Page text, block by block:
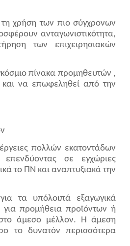
χρήση των πιο σύγχρονων
ανταγωνιστικότητα,
των επιχειρησιακών
πίνακα προμηθευτών ,
να επωφεληθεί από την
πολλών εκατοντάδων
σε εγχώριες
το ΠΝ και αναπτυξιακά την
τα υπόλοιπά εξαγωγικά
προμήθεια προϊόντων ή
στο άμεσο μέλλον. Η άμεση
το δυνατόν περισσότερα